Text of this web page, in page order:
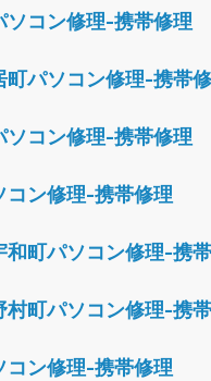
ソコン修理-携帯修理
町パソコン修理-携帯
ソコン修理-携帯修理
コン修理-携帯修理
和町パソコン修理-携
村町パソコン修理-携
コン修理-携帯修理